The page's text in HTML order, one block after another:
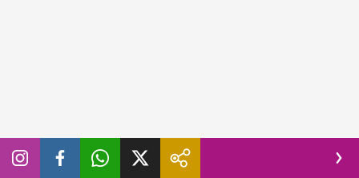
Voci mai confermate, ma che oggi lasciano intendere che,